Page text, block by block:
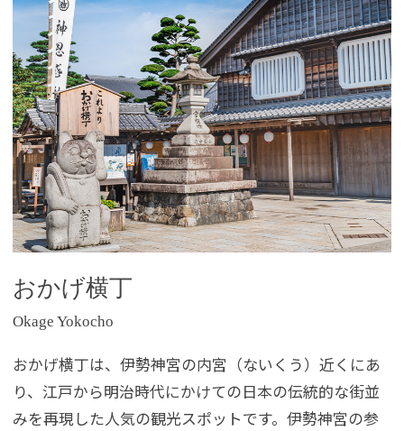
おかげ横丁
Okage Yokocho
おかげ横丁は、伊勢神宮の内宮（ないくう）近くにあ
り、江戸から明治時代にかけての日本の伝統的な街並
みを再現した人気の観光スポットです。伊勢神宮の参